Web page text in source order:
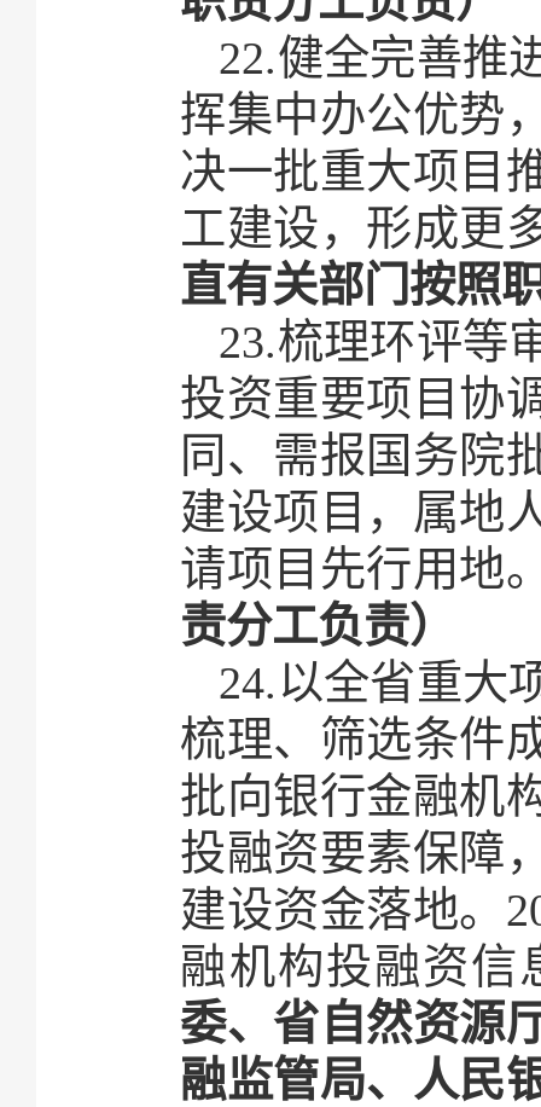
22.健全完善推
挥集中办公优势
决一批重大项目
工建设，形成更
直有关部门按照
23.梳理环评等
投资重要项目协
同、需报国务院
建设项目，属地
请项目先行用地
责分工负责）
24.以全省重大
梳理、筛选条件
批向银行金融机
投融资要素保障
建设资金落地。
融机构投融资信
委、省自然资源
融监管局、人民